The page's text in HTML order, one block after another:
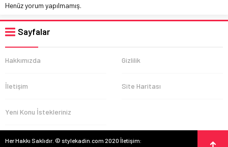
Henüz yorum yapılmamış.
Sayfalar
Hakkımızda Gizlilik
İletişim Site Haritası
Yeni Konu İstekleriniz
Her Hakkı Saklıdır. © stylekadin.com 2020 İletişim: